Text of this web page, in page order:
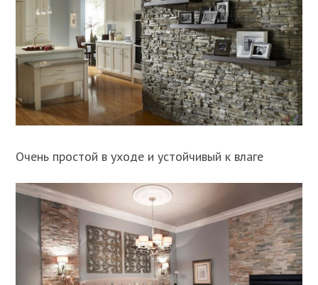
Очень простой в уходе и устойчивый к влаге